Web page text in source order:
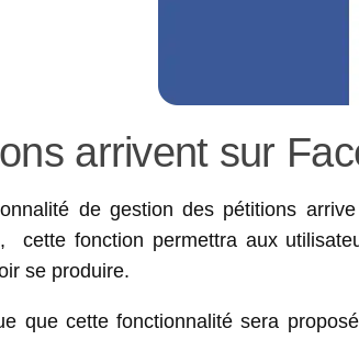
arrivent sur
de gestion des pétitions
cette fonction permettra aux
se produire.
que cette fonctionnalité sera